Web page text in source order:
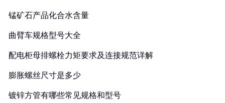
锰矿石产品化合水含量
曲臂车规格型号大全
配电柜母排螺栓力矩要求及连接规范详解
膨胀螺丝尺寸是多少
镀锌方管有哪些常见规格和型号